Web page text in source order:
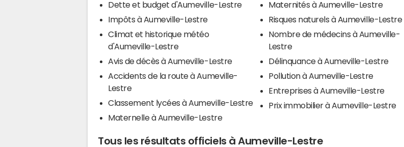
Dette et budget d'Aumeville-Lestre
Impôts à Aumeville-Lestre
Climat et historique météo
d'Aumeville-Lestre
Avis de décès à Aumeville-Lestre
Accidents de la route à Aumeville-
Lestre
Classement lycées à Aumeville-Lestre
Maternelle à Aumeville-Lestre
Maternités à Aumeville-Lestre
Risques naturels à Aumeville-Lestre
Nombre de médecins à Aumeville-
Lestre
Délinquance à Aumeville-Lestre
Pollution à Aumeville-Lestre
Entreprises à Aumeville-Lestre
Prix immobilier à Aumeville-Lestre
Tous les résultats officiels à Aumeville-Lestre